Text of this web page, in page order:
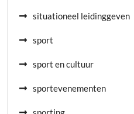
situationeel leidinggeven
sport
sport en cultuur
sportevenementen